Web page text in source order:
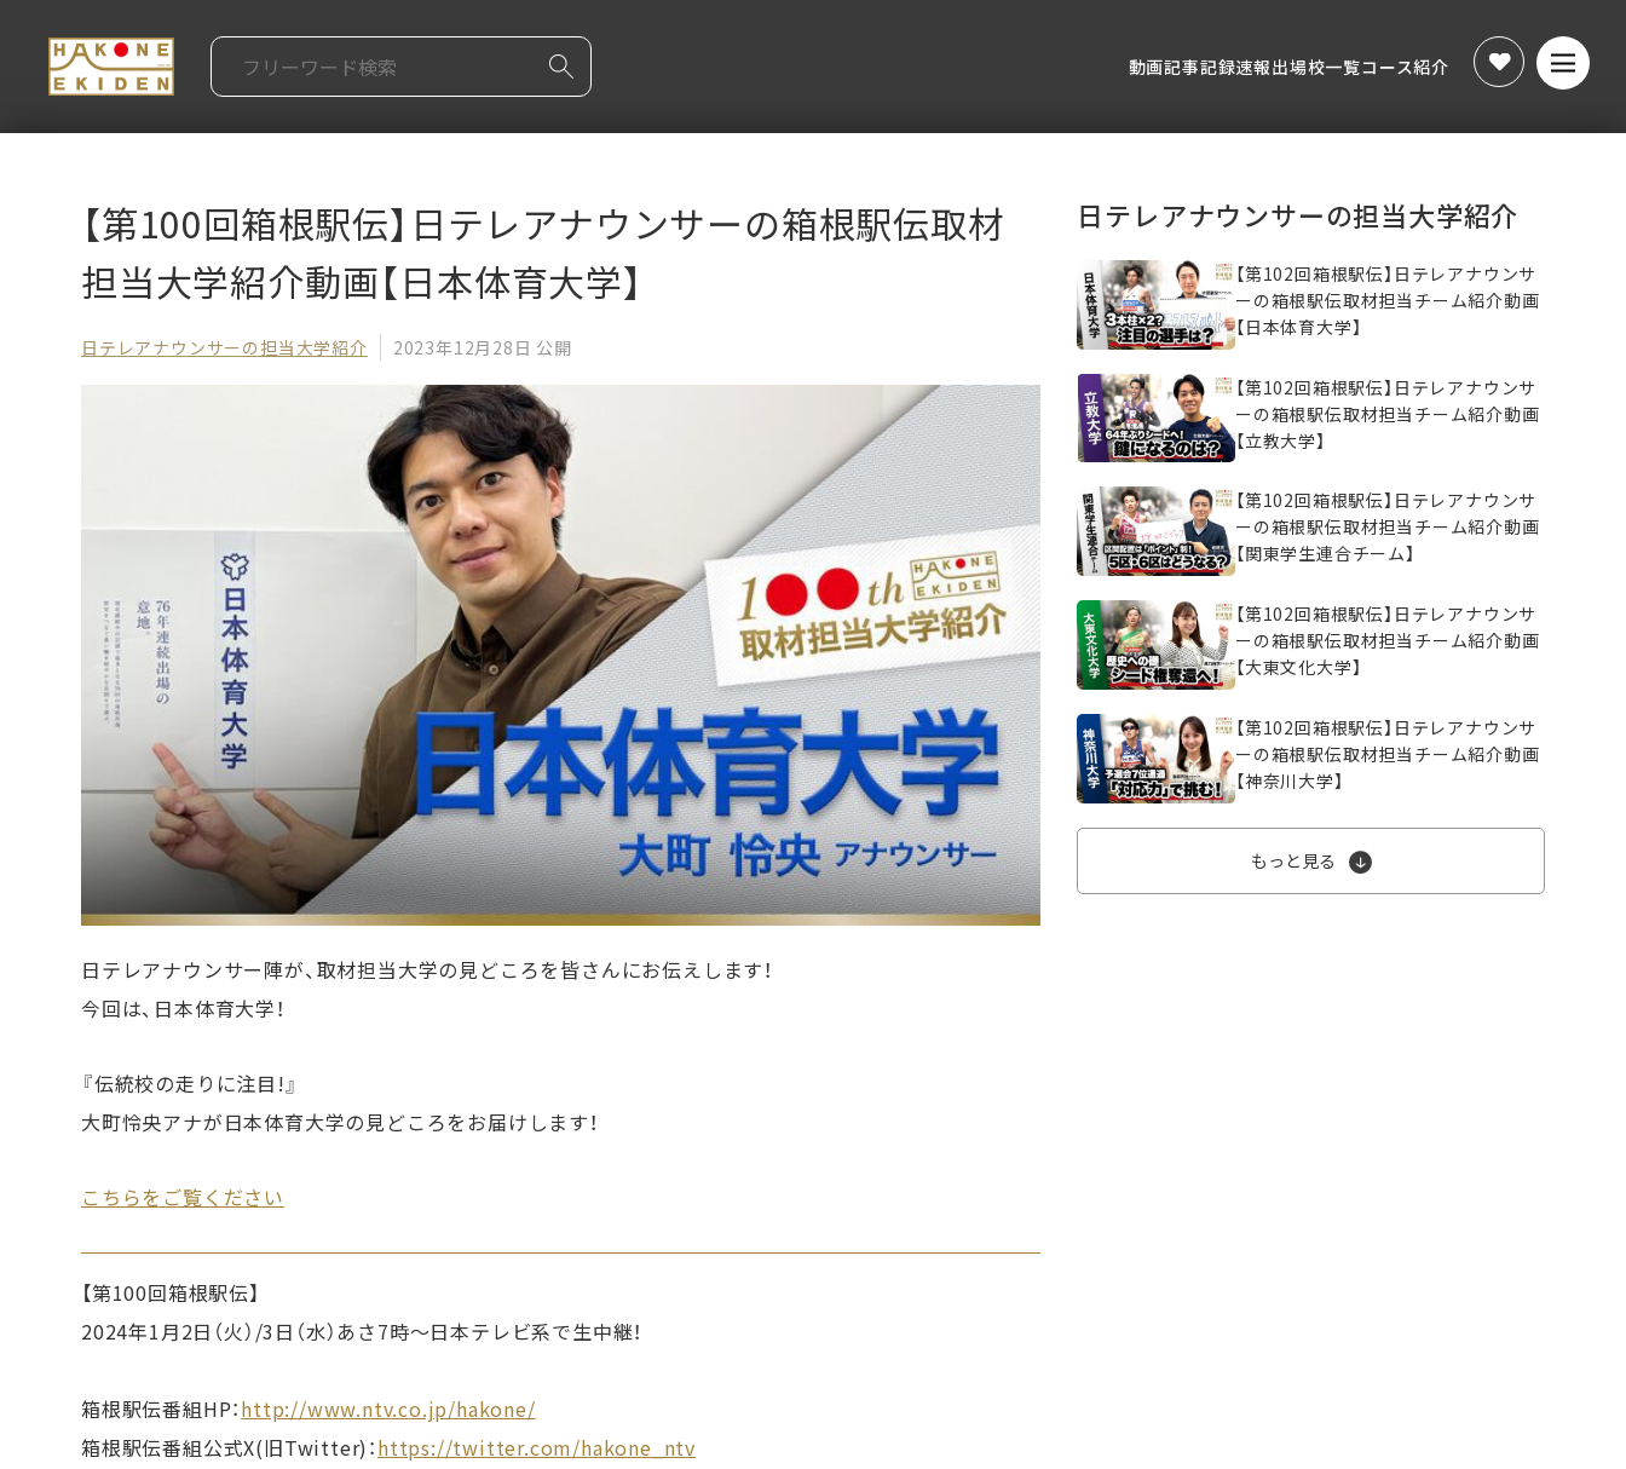
動画記事記録速報出場校一覧コース紹介
【第100回箱根駅伝】日テレアナウンサーの箱根駅伝取材
担当大学紹介動画【日本体育大学】
日テレアナウンサーの担当大学紹介 2023年12月28日 公開
日テレアナウンサー陣が、取材担当大学の見どころを皆さんにお伝えします！
今回は、日本体育大学！
『伝統校の走りに注目!』
大町怜央アナが日本体育大学の見どころをお届けします！
こちらをご覧ください
【第100回箱根駅伝】
2024年1月2日（火）/3日（水）あさ7時〜日本テレビ系で生中継！
箱根駅伝番組HP：http://www.ntv.co.jp/hakone/
箱根駅伝番組公式X(旧Twitter)：https://twitter.com/hakone_ntv
日テレアナウンサーの担当大学紹介
【第102回箱根駅伝】日テレアナウンサ
ーの箱根駅伝取材担当チーム紹介動画
【日本体育大学】
【第102回箱根駅伝】日テレアナウンサ
ーの箱根駅伝取材担当チーム紹介動画
【立教大学】
【第102回箱根駅伝】日テレアナウンサ
ーの箱根駅伝取材担当チーム紹介動画
【関東学生連合チーム】
【第102回箱根駅伝】日テレアナウンサ
ーの箱根駅伝取材担当チーム紹介動画
【大東文化大学】
【第102回箱根駅伝】日テレアナウンサ
ーの箱根駅伝取材担当チーム紹介動画
【神奈川大学】
もっと見る